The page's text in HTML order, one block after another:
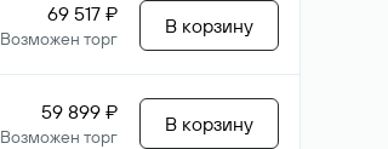
69 517 ₽
Возможен торг
В корзину
59 899 ₽
Возможен торг
В корзину